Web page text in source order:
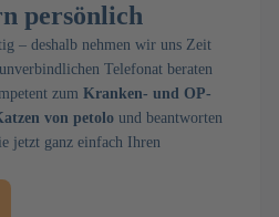
persönlich
– deshalb nehmen wir uns Zeit
Telefonat beraten
zum Kranken- und OP-
von petolo und beantworten
jetzt ganz einfach Ihren